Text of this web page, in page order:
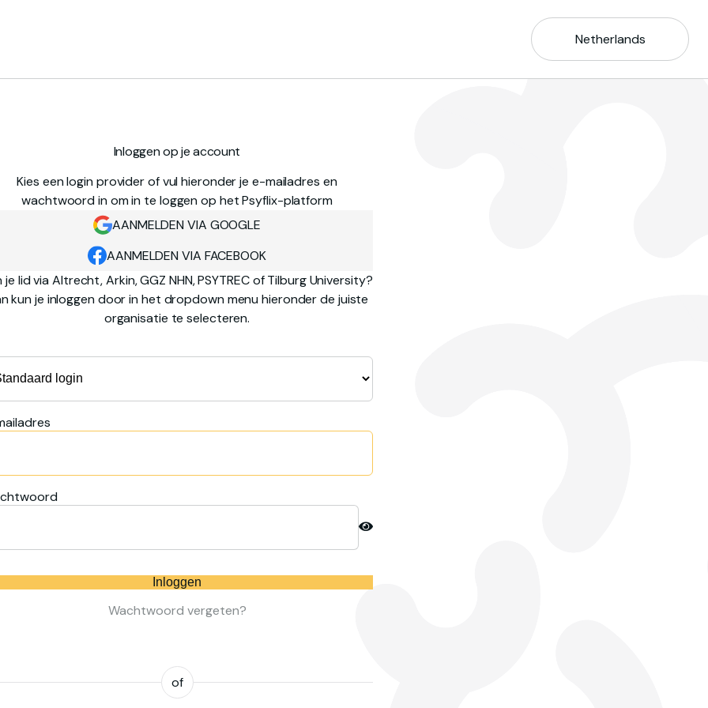
Netherlands
Inloggen op je account
Kies een login provider of vul hieronder je e-mailadres en
wachtwoord in om in te loggen op het Psyflix-platform
AANMELDEN VIA GOOGLE
AANMELDEN VIA FACEBOOK
je lid via Altrecht, Arkin, GGZ NHN, PSYTREC of Tilburg University?
kun je inloggen door in het dropdown menu hieronder de juiste
organisatie te selecteren.
Inloggen
Wachtwoord vergeten?
of